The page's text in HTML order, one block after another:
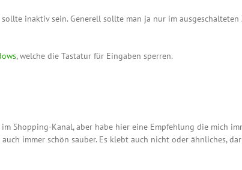
inaktiv sein. Generell sollte man ja nur im
, welche die Tastatur für Eingaben sperren.
Shopping-Kanal, aber habe hier eine Empfehlung die mich
immer schön sauber. Es klebt auch nicht oder ähnliches,